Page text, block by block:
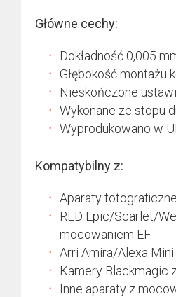
Główne cechy:
Dokładność 0,005
Głębokość montażu
Nieskończone
Wykonane ze stopu
Wyprodukowano w
Kompatybilny z:
Aparaty
RED Epic/Scarlet/
mocowaniem EF
Arri Amira/Alexa
Kamery Blackmagic
Inne aparaty z